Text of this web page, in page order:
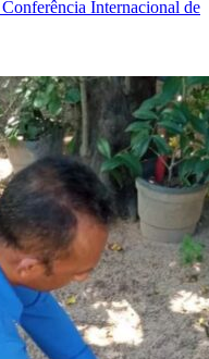
Internacional de